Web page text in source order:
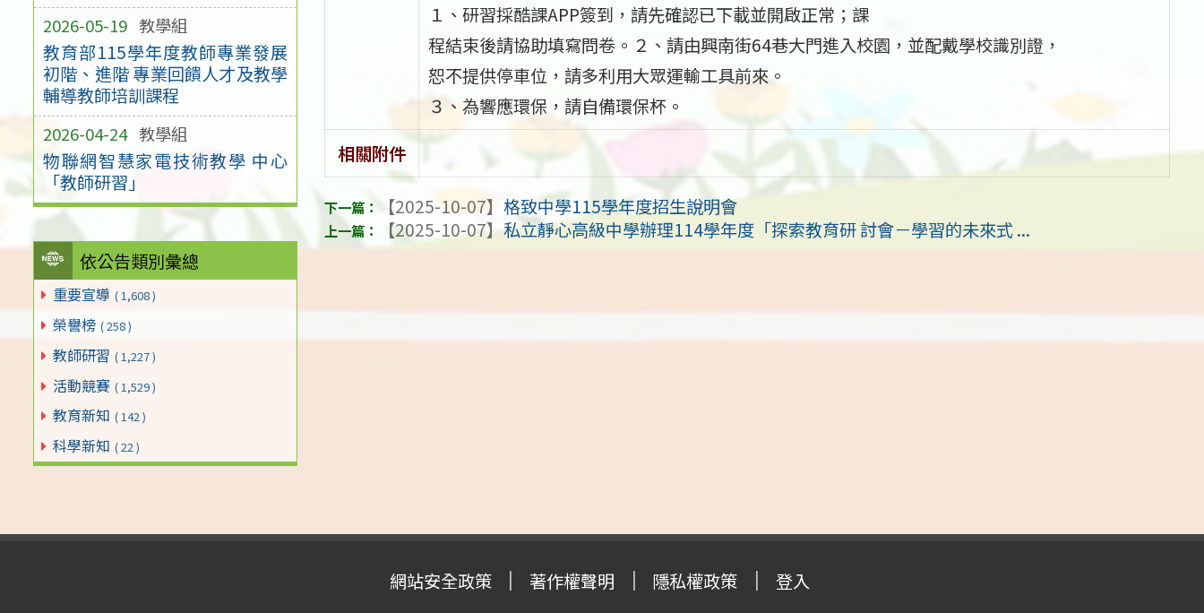
2026-05-19 教學組
教育部115學年度教師專業發展
初階、進階 專業回饋人才及教學
輔導教師培訓課程
2026-04-24 教學組
物聯網智慧家電技術教學 中心
「教師研習」
依公告類別彙總
重要宣導 ( 1,608 )
榮譽榜 ( 258 )
教師研習 ( 1,227 )
活動競賽 ( 1,529 )
教育新知 ( 142 )
科學新知 ( 22 )
１、研習採酷課APP簽到，請先確認已下載並開啟正常；課
程結束後請協助填寫問卷。２、請由興南街64巷大門進入校園，並配戴學校識別證，
恕不提供停車位，請多利用大眾運輸工具前來。
３、為響應環保，請自備環保杯。
相關附件
【2025-10-07】格致中學115學年度招生說明會
【2025-10-07】私立靜心高級中學辦理114學年度「探索教育研 討會－學習的未來式 ...
網站安全政策 著作權聲明 隱私權政策 登入